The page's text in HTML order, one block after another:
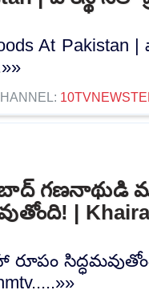
At Pakistan
గణనాథుడి
|